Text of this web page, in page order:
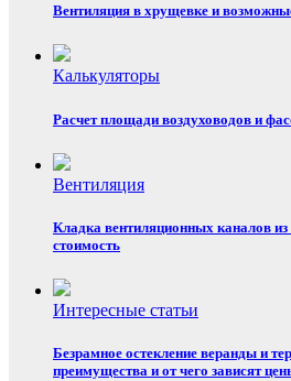
Вентиляция в хрущевке и
Калькуляторы
Расчет площади воздуховодов и
Вентиляция
Кладка вентиляционных каналов
стоимость
Интересные статьи
Безрамное остекление веранды и
преимущества и от чего зависят